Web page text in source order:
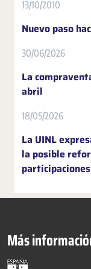
13/10/2010
Nuevo paso
30/06/2026
La
abril
18/05/2026
La UINL
la posible
Más